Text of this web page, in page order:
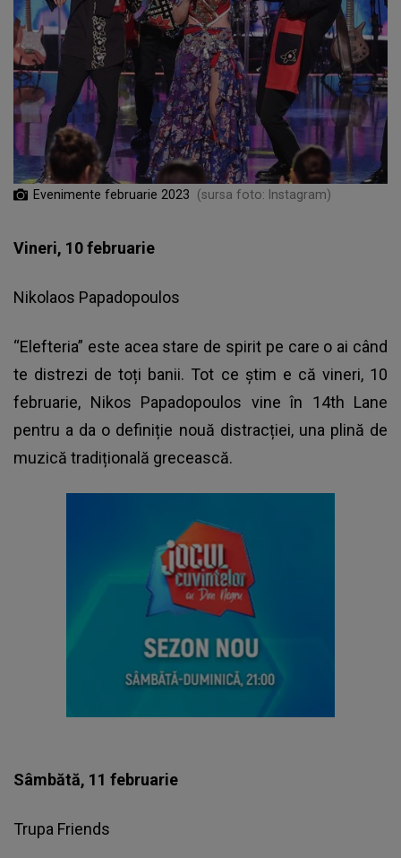
Evenimente februarie 2023 (sursa foto: Instagram)
Vineri, 10 februarie
Nikolaos Papadopoulos
“Elefteria” este acea stare de spirit pe care o ai când
te distrezi de toți banii. Tot ce știm e că vineri, 10
februarie, Nikos Papadopoulos vine în 14th Lane
pentru a da o definiție nouă distracției, una plină de
muzică tradițională grecească.
Sâmbătă, 11 februarie
Trupa Friends